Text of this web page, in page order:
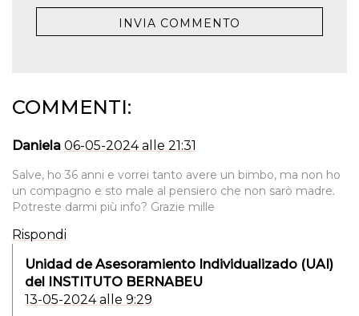
COMMENTI:
Daniela 06-05-2024 alle 21:31
Salve, ho 36 anni e vorrei tanto avere un bimbo, ma non ho
un compagno e sto male al pensiero che non sarò madre.
Potreste darmi più info? Grazie mille
Rispondi
Unidad de Asesoramiento Individualizado (UAI)
del INSTITUTO BERNABEU
13-05-2024 alle 9:29